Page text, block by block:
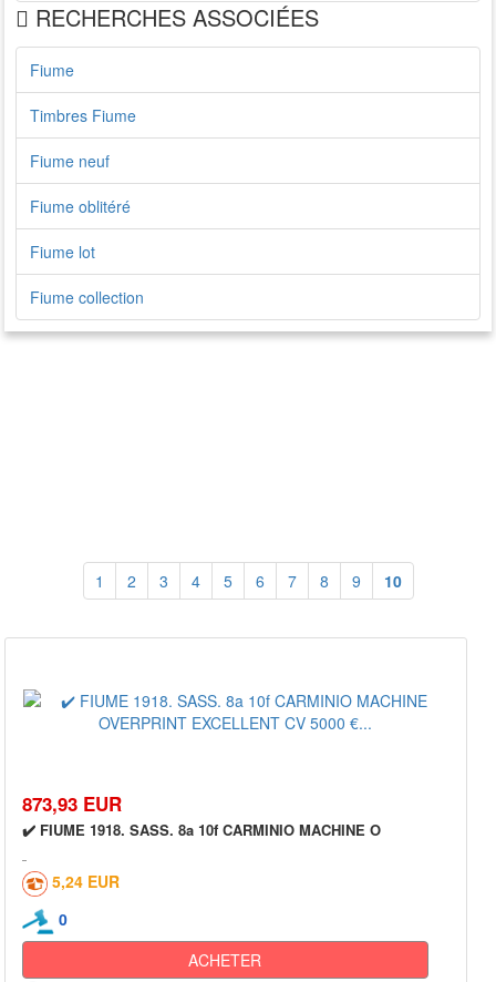
RECHERCHES ASSOCIÉES
Fiume
Timbres Fiume
Fiume neuf
Fiume oblitéré
Fiume lot
Fiume collection
1 2 3 4 5 6 7 8 9 10
873,93 EUR
✔️ FIUME 1918. SASS. 8a 10f CARMINIO MACHINE O
5,24 EUR
0
ACHETER